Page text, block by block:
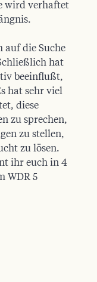
wird verhaftet
auf die Suche
hat
beeinflußt,
hat sehr viel
diese
zu sprechen,
zu stellen,
zu lösen.
ihr euch in 4
WDR 5